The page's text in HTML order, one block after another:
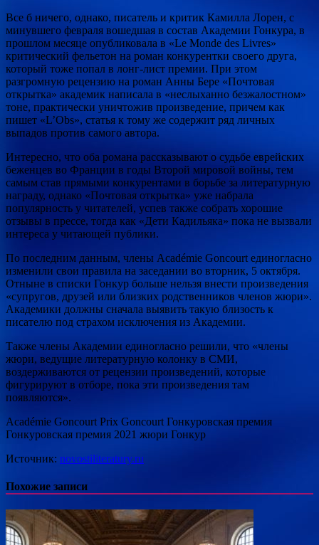
Все б ничего, однако, писатель и критик Камилла Лорен, с
минувшего февраля вошедшая в состав Академии Гонкура, в
прошлом месяце опубликовала в «Le Monde des Livres»
критический фельетон на роман конкурентки своего друга,
который тоже попал в лонг-лист премии. При этом
разгромную рецензию на роман Анны Бере «Почтовая
открытка» академик написала в «неслыханно безжалостном»
тоне, практически уничтожив произведение, причем как
пишет «L’Obs», статья к тому же содержит ряд личных
выпадов против самого автора.
Интересно, что оба романа рассказывают о судьбе еврейских
беженцев во Франции в годы Второй мировой войны, тем
самым став прямыми конкурентами в борьбе за литературную
награду, однако «Почтовая открытка» уже набрала
популярность у читателей, успев также собрать хорошие
отзывы в прессе, тогда как «Дети Кадильяка» пока не вызвали
интереса у читающей публики.
По последним данным, члены Académie Goncourt единогласно
изменили свои правила на заседании во вторник, 5 октября.
Отныне в списки Гонкур больше нельзя внести произведения
«супругов, друзей или близких родственников членов жюри».
Академики должны сначала выявить такую близость к
писателю под страхом исключения из Академии.
Также члены Академии единогласно решили, что «члены
жюри, ведущие литературную колонку в СМИ,
воздерживаются от рецензии произведений, которые
фигурируют в отборе, пока эти произведения там
появляются».
Académie Goncourt Prix Goncourt Гонкуровская премия
Гонкуровская премия 2021 жюри Гонкур
Источник: novostiliteratury.ru
Похожие записи